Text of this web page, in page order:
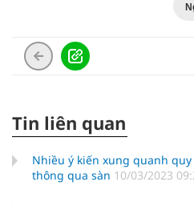
Tin liên quan
Nhiều ý kiến xung quanh
thông qua sàn 10/03/2023